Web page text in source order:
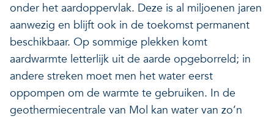
onder het aardoppervlak. Deze is al miljoenen jaren
aanwezig en blijft ook in de toekomst permanent
beschikbaar. Op sommige plekken komt
aardwarmte letterlijk uit de aarde opgeborreld; in
andere streken moet men het water eerst
oppompen om de warmte te gebruiken. In de
geothermiecentrale van Mol kan water van zo’n